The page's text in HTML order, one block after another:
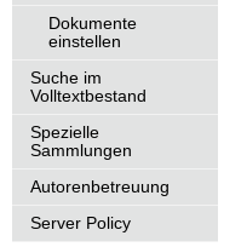
Dokumente
einstellen
Suche im
Volltextbestand
Spezielle
Sammlungen
Autorenbetreuung
Server Policy